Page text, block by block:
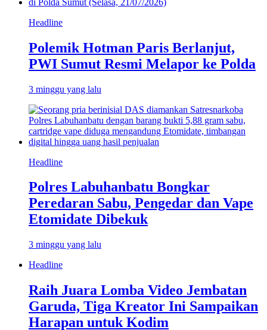
Headline
Polemik Hotman Paris Berlanjut,
PWI Sumut Resmi Melapor ke Polda
3 minggu yang lalu
Headline
Polres Labuhanbatu Bongkar
Peredaran Sabu, Pengedar dan Vape
Etomidate Dibekuk
3 minggu yang lalu
Headline
Raih Juara Lomba Video Jembatan
Garuda, Tiga Kreator Ini Sampaikan
Harapan untuk Kodim